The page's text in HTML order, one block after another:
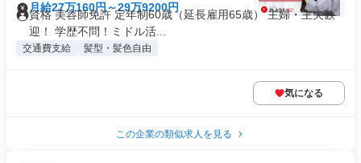
月給27万160円～29万9200円
資格 美容師免許 定年制60歳（延長雇用65歳） 主婦・主夫歓
迎！ 学歴不問！ミドル活...
交通費支給 髪型・髪色自由
気になる
この企業の類似求人を見る